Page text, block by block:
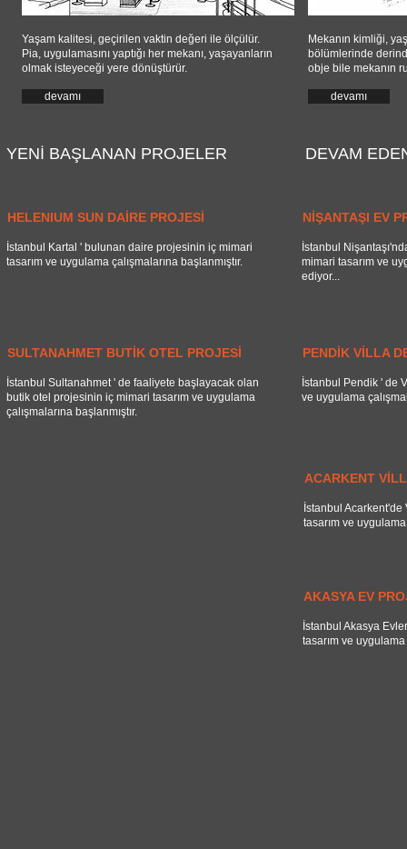
Yaşam kalitesi, geçirilen vaktin değeri ile ölçülür.
Pia, uygulamasını yaptığı her mekanı, yaşayanların
olmak isteyeceği yere dönüştürür.
devamı
Mekanın kimliği,
bölümlerinde
obje bile mekanın
devamı
YENİ BAŞLANAN PROJELER
HELENIUM SUN DAİRE PROJESİ
İstanbul Kartal ' bulunan daire projesinin iç mimari
tasarım ve uygulama çalışmalarına başlanmıştır.
DEVAM
NİŞANTAŞI EV
İstanbul
mimari tasarım ve
ediyor...
SULTANAHMET BUTİK OTEL PROJESİ
İstanbul Sultanahmet ' de faaliyete başlayacak olan
butik otel projesinin iç mimari tasarım ve uygulama
çalışmalarına başlanmıştır.
PENDİK VİLLA
İstanbul Pendik ' de
ve uygulama
ACARKENT
İstanbul
tasarım ve
AKASYA EV
İstanbul Akasya
tasarım ve